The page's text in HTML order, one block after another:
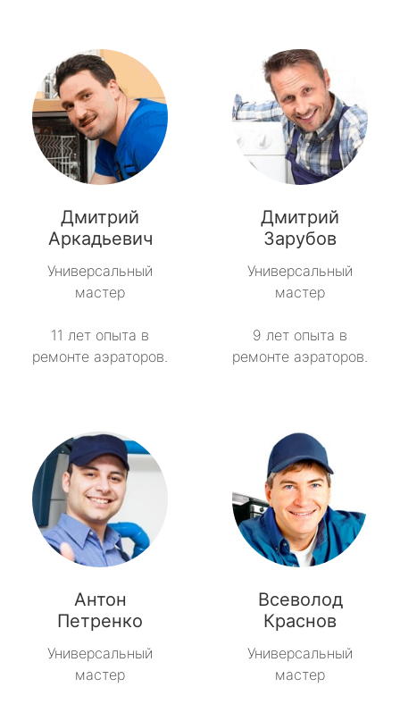
Дмитрий
Аркадьевич
Универсальный
мастер
11 лет опыта в
ремонте аэраторов.
Дмитрий
Зарубов
Универсальный
мастер
9 лет опыта в
ремонте аэраторов.
Антон
Петренко
Универсальный
мастер
Всеволод
Краснов
Универсальный
мастер